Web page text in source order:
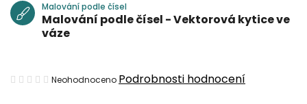
Malování podle čísel
Malování podle čísel - Vektorová kytice ve
váze
Průměrné
Neohodnoceno Podrobnosti hodnocení